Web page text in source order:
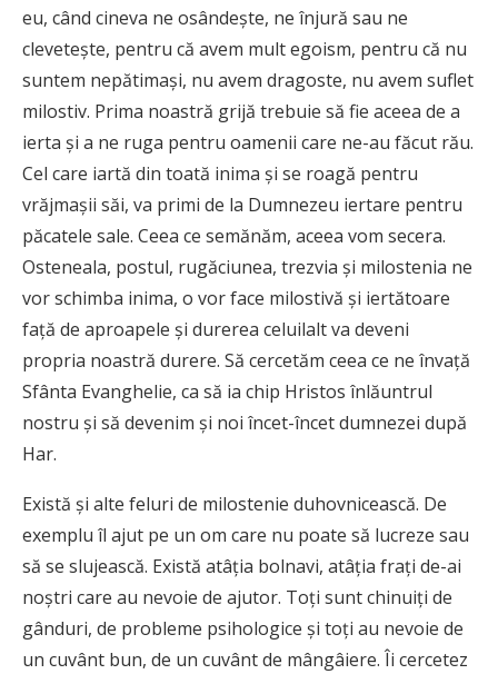
eu, când cineva ne osândește, ne înjură sau ne
clevetește, pentru că avem mult egoism, pentru că nu
suntem nepătimași, nu avem dragoste, nu avem suflet
milostiv. Prima noastră grijă trebuie să fie aceea de a
ierta și a ne ruga pentru oamenii care ne-au făcut rău.
Cel care iartă din toată inima și se roagă pentru
vrăjmașii săi, va primi de la Dumnezeu iertare pentru
păcatele sale. Ceea ce semănăm, aceea vom secera.
Osteneala, postul, rugăciunea, trezvia și milostenia ne
vor schimba inima, o vor face milostivă și iertătoare
față de aproapele și durerea celuilalt va deveni
propria noastră durere. Să cercetăm ceea ce ne învață
Sfânta Evanghelie, ca să ia chip Hristos înlăuntrul
nostru și să devenim și noi încet-încet dumnezei după
Har.
Există și alte feluri de milostenie duhovnicească. De
exemplu îl ajut pe un om care nu poate să lucreze sau
să se slujească. Există atâția bolnavi, atâția frați de-ai
noștri care au nevoie de ajutor. Toți sunt chinuiți de
gânduri, de probleme psihologice și toți au nevoie de
un cuvânt bun, de un cuvânt de mângâiere. Îi cercetez